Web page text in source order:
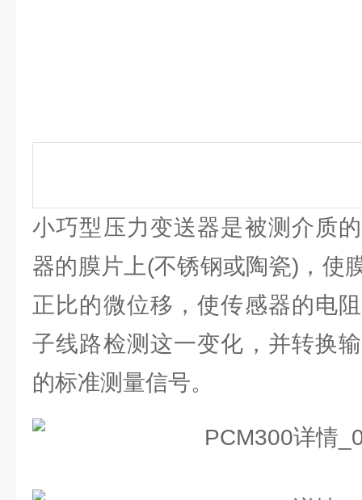
小巧型压力变送器是被测介质
器的膜片上(不锈钢或陶瓷)，使
正比的微位移，使传感器的电
子线路检测这一变化，并转换
的标准测量信号。